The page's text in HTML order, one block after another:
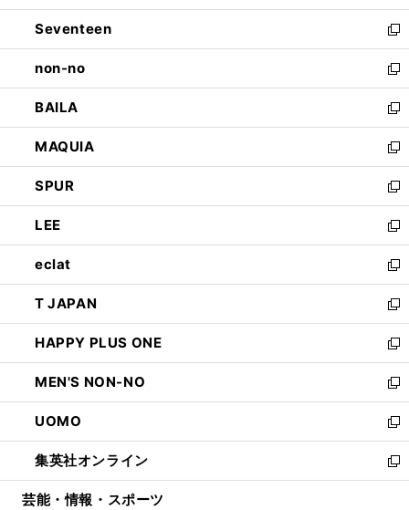
開
く
ウ
で
開
く
ン
ド
ウ
で
開
く
Seventeen
新
し
い
ウ
ィ
ン
ド
ウ
で
開
く
non-no
新
し
い
ウ
ィ
ン
ド
ウ
で
開
く
BAILA
新
し
い
ウ
ィ
ン
ド
ウ
で
開
く
MAQUIA
新
し
い
ウ
ィ
ン
ド
ウ
で
開
く
SPUR
新
し
い
ウ
ィ
ン
ド
ウ
で
開
く
LEE
新
し
い
ウ
ィ
ン
ド
ウ
で
開
く
eclat
新
し
い
ウ
ィ
ン
ド
ウ
で
開
く
T JAPAN
新
し
い
ウ
ィ
ン
ド
ウ
で
開
HAPPY PLUS ONE
新
し
い
ウ
ィ
ン
ド
ウ
MEN'S NON-NO
新
し
い
ウ
ィ
ン
UOMO
新
し
い
ウ
集英社オンライン
新
し
芸能・情報・スポーツ